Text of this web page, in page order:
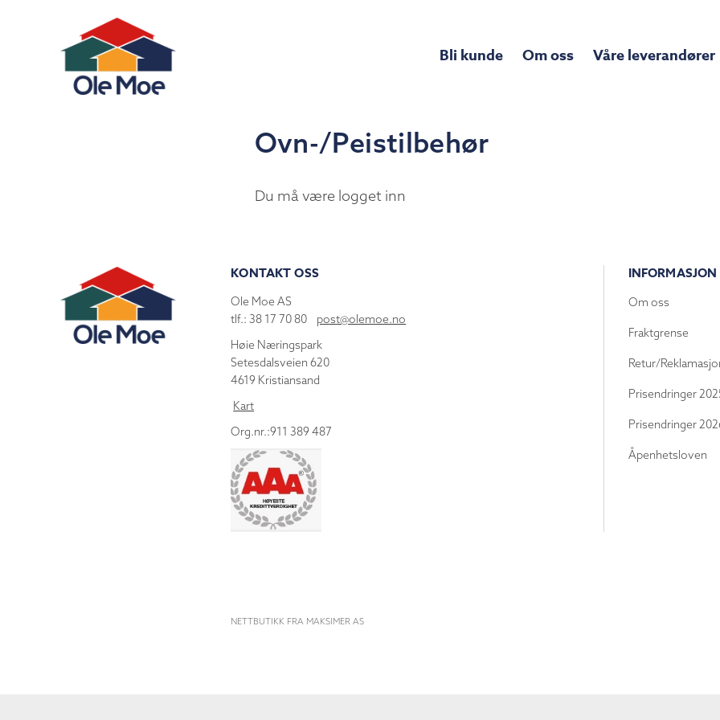
Bli kunde Om oss Våre leverandører
Ovn-/Peistilbehør
Du må være logget inn
KONTAKT OSS
Ole Moe AS
tlf.: 38 17 70 80 post@olemoe.no
Høie Næringspark
Setesdalsveien 620
4619 Kristiansand
Kart
Org.nr.:911 389 487
INFORMASJON
Om oss
Fraktgrense
Retur/
Prisendringer
Prisendringer
Åpenhetsloven
NETTBUTIKK FRA MAKSIMER AS